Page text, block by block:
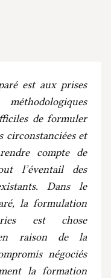
est aux prises
de formuler
circonstanciées et
compte de
l’éventail des
Dans le
la formulation
est chose
en raison de la
négociés
la formation